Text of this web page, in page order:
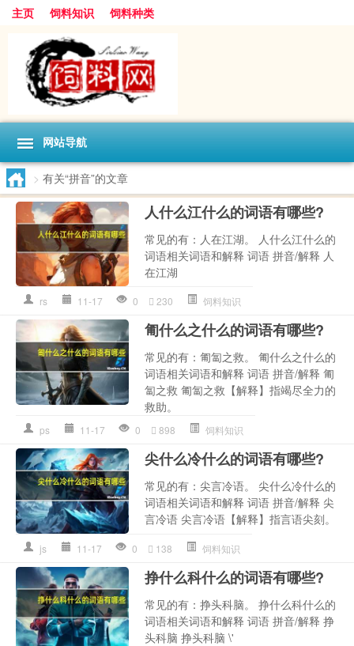
主页 饲料知识 饲料种类
网站导航
> 有关“拼音”的文章
人什么江什么的词语有哪些?
常见的有：人在江湖。 人什么江什么的
词语相关词语和解释 词语 拼音/解释 人
在江湖
rs 11-17 0 230 饲料知识
匍什么之什么的词语有哪些?
常见的有：匍匐之救。 匍什么之什么的
词语相关词语和解释 词语 拼音/解释 匍
匐之救 匍匐之救【解释】指竭尽全力的
救助。
ps 11-17 0 898 饲料知识
尖什么冷什么的词语有哪些?
常见的有：尖言冷语。 尖什么冷什么的
词语相关词语和解释 词语 拼音/解释 尖
言冷语 尖言冷语【解释】指言语尖刻。
js 11-17 0 138 饲料知识
挣什么科什么的词语有哪些?
常见的有：挣头科脑。 挣什么科什么的
词语相关词语和解释 词语 拼音/解释 挣
头科脑 挣头科脑 \'